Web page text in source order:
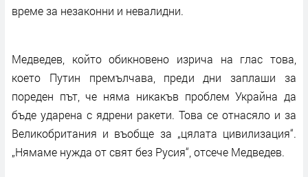
време за незаконни и невалидни.
Медведев, който обикновено изрича на глас това,
което Путин премълчава, преди дни заплаши за
пореден път, че няма никакъв проблем Украйна да
бъде ударена с ядрени ракети. Това се отнасяло и за
Великобритания и въобще за „цялата цивилизация“.
„Нямаме нужда от свят без Русия“, отсече Медведев.